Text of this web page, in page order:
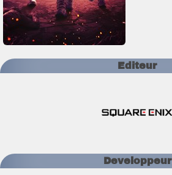
Editeur
Developpeur